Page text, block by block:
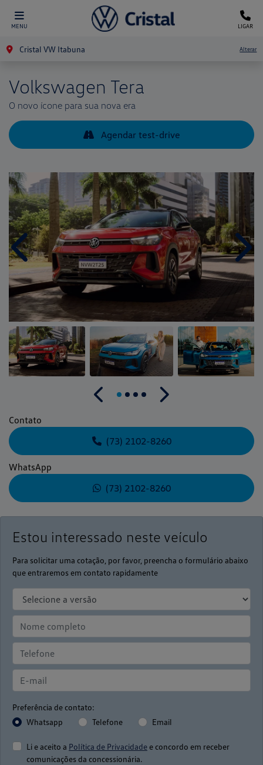
MENU LIGAR
Cristal VW Itabuna Alterar
Volkswagen Tera
O novo ícone para sua nova era
Agendar test-drive
Estou interessado neste veículo
Para solicitar uma cotação, por favor, preencha o formulário abaixo
que entraremos em contato rapidamente
Preferência de contato:
Whatsapp
Telefone Email
Li e aceito a Política de Privacidade e concordo em receber
comunicações da concessionária.
Anterior
Anterior
Próximo
Contato
(73) 2102-8260
WhatsApp
(73) 2102-8260